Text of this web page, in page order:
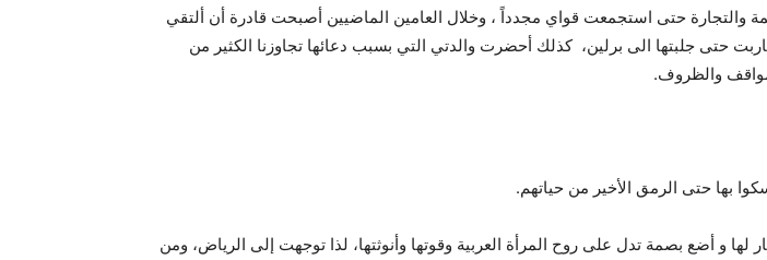
حتى استجمعت قواي مجدداً ، وخلال العامين الماضيين أصبحت قادرة أن ألتقي
حتى جلبتها الى برلين، كذلك أحضرت والدتي التي بسبب دعائها تجاوزنا الكثير من
والظروف.
بها حتى الرمق الأخير من حياتهم.
و أضع بصمة تدل على روح المرأة العربية وقوتها وأنوثتها، لذا توجهت إلى الرياض، ومن